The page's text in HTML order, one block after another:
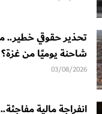
شاحنة يوميًا من غزة؟
03/08/2026
انفراجة مالية